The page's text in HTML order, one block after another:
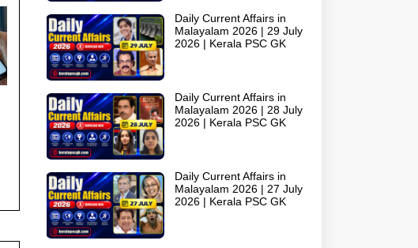
Daily Current Affairs in
Malayalam 2026 | 29 July
2026 | Kerala PSC GK
Daily Current Affairs in
Malayalam 2026 | 28 July
2026 | Kerala PSC GK
Daily Current Affairs in
Malayalam 2026 | 27 July
2026 | Kerala PSC GK